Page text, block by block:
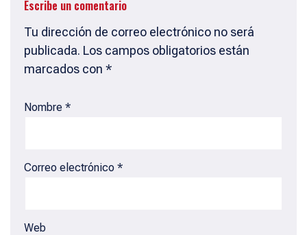
Escribe un comentario
Tu dirección de correo electrónico no será
publicada. Los campos obligatorios están
marcados con *
Nombre *
Correo electrónico *
Web